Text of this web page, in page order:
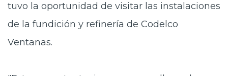
tuvo la oportunidad de visitar las instalaciones
de la fundición y refinería de Codelco
Ventanas.